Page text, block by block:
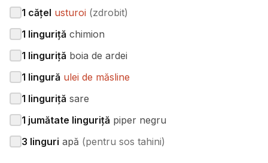
1 cățel usturoi (zdrobit)
1 linguriță chimion
1 linguriță boia de ardei
1 lingură ulei de măsline
1 linguriță sare
1 jumătate linguriță piper negru
3 linguri apă (pentru sos tahini)